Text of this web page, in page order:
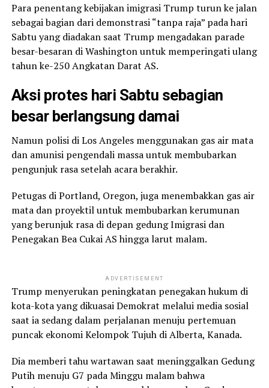
Para penentang kebijakan imigrasi Trump turun ke jalan
sebagai bagian dari demonstrasi “tanpa raja” pada hari
Sabtu yang diadakan saat Trump mengadakan parade
besar-besaran di Washington untuk memperingati ulang
tahun ke-250 Angkatan Darat AS.
Aksi protes hari Sabtu sebagian
besar berlangsung damai
Namun polisi di Los Angeles menggunakan gas air mata
dan amunisi pengendali massa untuk membubarkan
pengunjuk rasa setelah acara berakhir.
Petugas di Portland, Oregon, juga menembakkan gas air
mata dan proyektil untuk membubarkan kerumunan
yang berunjuk rasa di depan gedung Imigrasi dan
Penegakan Bea Cukai AS hingga larut malam.
ADVERTISEMENT
Trump menyerukan peningkatan penegakan hukum di
kota-kota yang dikuasai Demokrat melalui media sosial
saat ia sedang dalam perjalanan menuju pertemuan
puncak ekonomi Kelompok Tujuh di Alberta, Kanada.
Dia memberi tahu wartawan saat meninggalkan Gedung
Putih menuju G7 pada Minggu malam bahwa